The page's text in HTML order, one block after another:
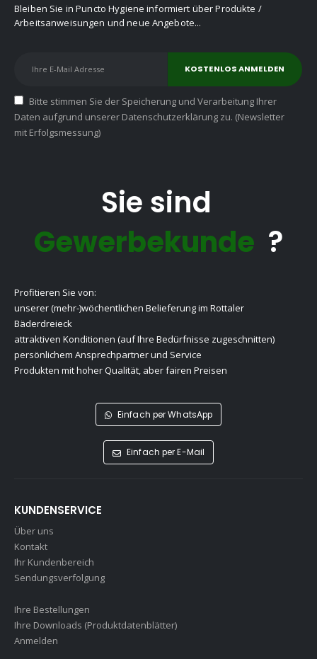
Bleiben Sie in Puncto Hygiene informiert über Produkte /
Arbeitsanweisungen und neue Angebote...
Bitte stimmen Sie der Speicherung und Verarbeitung Ihrer
Daten aufgrund unserer Datenschutzerklärung zu. (Newsletter
mit Erfolgsmessung)
Sie sind
Gewerbekunde ?
Profitieren Sie von:
unserer (mehr-)wöchentlichen Belieferung im Rottaler
Bäderdreieck
attraktiven Konditionen (auf Ihre Bedürfnisse zugeschnitten)
persönlichem Ansprechpartner und Service
Produkten mit hoher Qualität, aber fairen Preisen
Einfach per WhatsApp
Einfach per E-Mail
KUNDENSERVICE
Über uns
Kontakt
Ihr Kundenbereich
Sendungsverfolgung
Ihre Bestellungen
Ihre Downloads (Produktdatenblätter)
Anmelden